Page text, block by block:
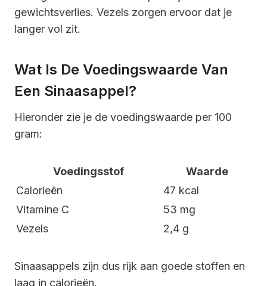
gewichtsverlies. Vezels zorgen ervoor dat je
langer vol zit.
Wat Is De Voedingswaarde Van
Een Sinaasappel?
Hieronder zie je de voedingswaarde per 100
gram:
Voedingsstof
Waarde
Calorieën
47 kcal
Vitamine C
53 mg
Vezels
2,4 g
Sinaasappels zijn dus rijk aan goede stoffen en
laag in calorieën.